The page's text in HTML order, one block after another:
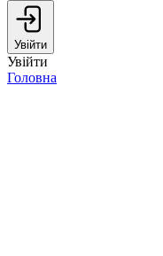
Увійти
Увійти
Головна